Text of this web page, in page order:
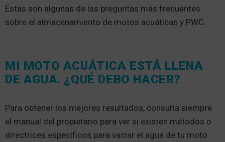
Estas son algunas de las preguntas más frecuentes
sobre el almacenamiento de motos acuáticas y PWC.
MI MOTO ACUÁTICA ESTÁ LLENA
DE AGUA. ¿QUÉ DEBO HACER?
Para obtener los mejores resultados, consulta siempre
el manual del propietario para ver si existen métodos o
directrices específicos para vaciar el agua de tu moto